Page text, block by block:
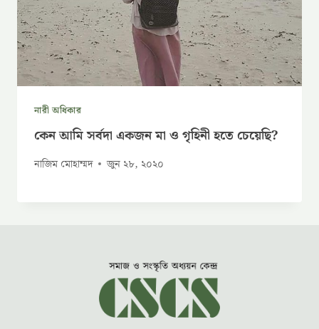
নারী অধিকার
কেন আমি সর্বদা একজন মা ও গৃহিনী হতে চেয়েছি?
নাজিম মোহাম্মদ জুন ২৮, ২০২০